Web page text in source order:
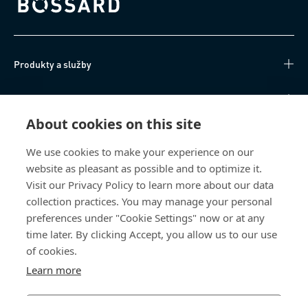
About cookies on this site
We use cookies to make your experience on our
website as pleasant as possible and to optimize it.
Visit our Privacy Policy to learn more about our data
collection practices. You may manage your personal
preferences under "Cookie Settings" now or at any
time later. By clicking Accept, you allow us to our use
of cookies.
Learn more
Bossard homepage
Produkty a služby
Technické informace
O nás
Bossard Česká republika
Tuřanka 1519/115a
627 00 Brno